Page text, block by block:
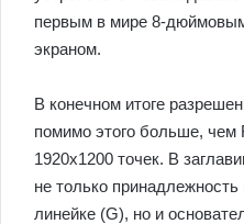
первым в мире 8-
экраном.
В конечном итоге
помимо этого больше, чем
1920х1200 точек. В
не только принадлежность
линейке (G), но и